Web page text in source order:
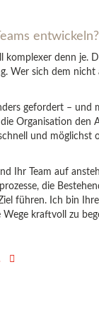
entwickeln?
komplexer denn je.
Wer sich dem nicht
gefordert –
Organisation den
und möglichst
Ihr Team auf
die
führen. Ich bin
kraftvoll zu